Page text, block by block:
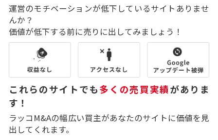
運営のモチベーションが低下しているサイトありませ
んか？
価値が低下する前に売りに出してみましょう！
これらのサイトでも多くの売買実績がありま
す！
ラッコM&Aの幅広い買主があなたのサイトに価値を見
出してくれます。